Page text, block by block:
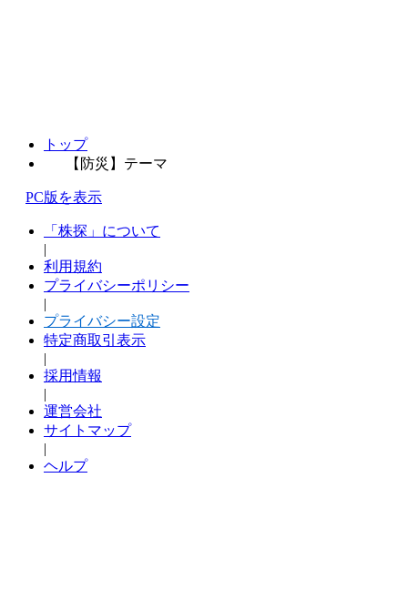
トップ
【防災】テーマ
PC版を表示
「株探」について
|
利用規約
プライバシーポリシー
|
プライバシー設定
特定商取引表示
|
採用情報
|
運営会社
サイトマップ
|
ヘルプ